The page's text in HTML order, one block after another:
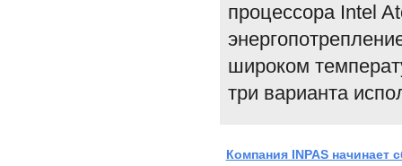
процессора Intel
широком
три варианта
Компания INPAS начинает